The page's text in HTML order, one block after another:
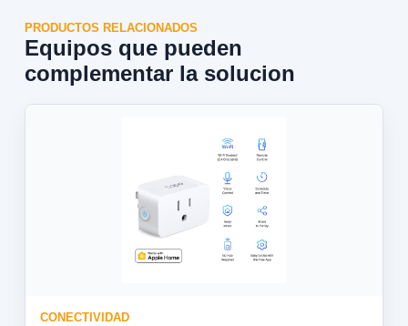
PRODUCTOS RELACIONADOS
Equipos que pueden
complementar la solucion
CONECTIVIDAD